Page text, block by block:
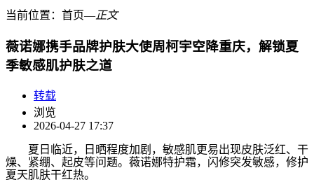
当前位置： 首页―正文
薇诺娜携手品牌护肤大使周柯宇空降重庆，解锁夏
季敏感肌护肤之道
转载
浏览
2026-04-27 17:37
夏日临近，日晒程度加剧，敏感肌更易出现皮肤泛红、干
燥、紧绷、起皮等问题。薇诺娜特护霜，闪修突发敏感，修护
夏天肌肤干红热。